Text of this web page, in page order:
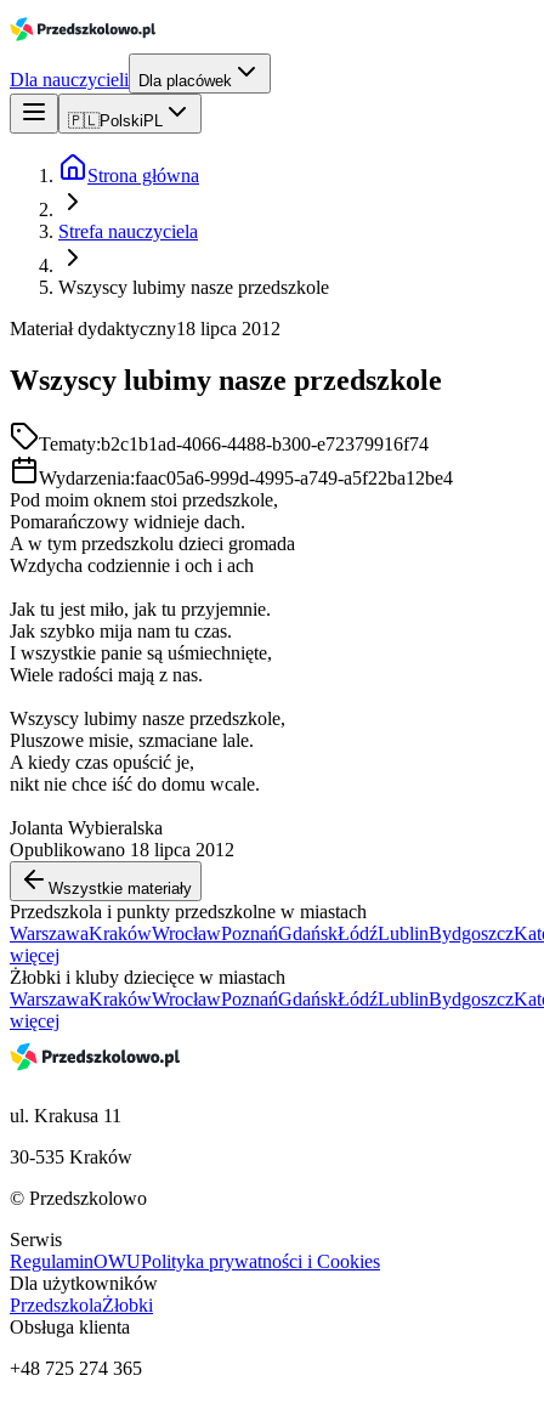
Dla nauczycieli Dla placówek
🇵🇱Polski PL
Strona główna
Strefa nauczyciela
Wszyscy lubimy nasze przedszkole
Materiał dydaktyczny18 lipca 2012
Wszyscy lubimy nasze przedszkole
Tematy:b2c1b1ad-4066-4488-b300-e72379916f74
Wydarzenia:faac05a6-999d-4995-a749-a5f22ba12be4
Pod moim oknem stoi przedszkole,
Pomarańczowy widnieje dach.
A w tym przedszkolu dzieci gromada
Wzdycha codziennie i och i ach
Jak tu jest miło, jak tu przyjemnie.
Jak szybko mija nam tu czas.
I wszystkie panie są uśmiechnięte,
Wiele radości mają z nas.
Wszyscy lubimy nasze przedszkole,
Pluszowe misie, szmaciane lale.
A kiedy czas opuścić je,
nikt nie chce iść do domu wcale.
Jolanta Wybieralska
Opublikowano 18 lipca 2012
Wszystkie materiały
Przedszkola i punkty przedszkolne w miastach
WarszawaKrakówWrocławPoznańGdańskŁódźLublinBydgoszcz
więcej
Żłobki i kluby dziecięce w miastach
WarszawaKrakówWrocławPoznańGdańskŁódźLublinBydgoszcz
więcej
ul. Krakusa 11
30-535 Kraków
© Przedszkolowo
Serwis
RegulaminOWUPolityka prywatności i Cookies
Dla użytkowników
PrzedszkolaŻłobki
Obsługa klienta
+48 725 274 365